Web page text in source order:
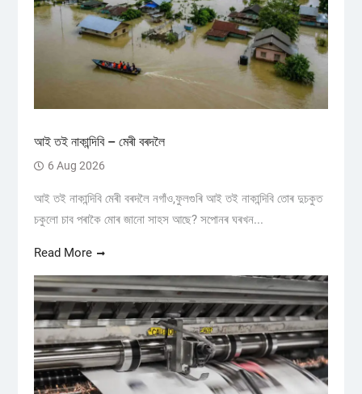
আই তই নাকান্দিবি – মেৰী বৰদলৈ
6 Aug 2026
আই তই নাকান্দিবি মেৰী বৰদলৈ নগাঁও,ফুলগুৰি আই তই নাকান্দিবি তোৰ দুচকুত
চকুলো চাব পৰাকৈ মোৰ জানো সাহস আছে? সপোনৰ ঘৰখন...
Read More